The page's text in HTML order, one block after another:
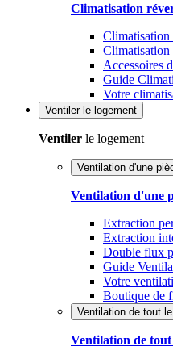
Climatisation
Climatisation
Climatisation
Accessoires
Guide
Votre
Ventiler le logement
Ventiler le logement
Ventilation d'une
Ventilation d'une
Extraction
Extraction
Double flux
Guide
Votre
Boutique de
Ventilation de tout
Ventilation de tout